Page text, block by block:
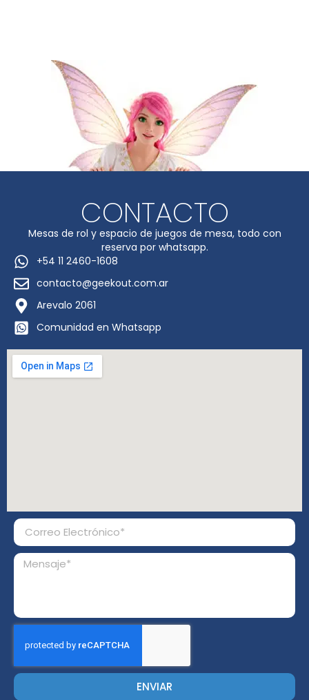
CONTACTO
Mesas de rol y espacio de juegos de mesa, todo con
reserva por whatsapp.
+54 11 2460-1608
contacto@geekout.com.ar
Arevalo 2061
Comunidad en Whatsapp
ENVIAR